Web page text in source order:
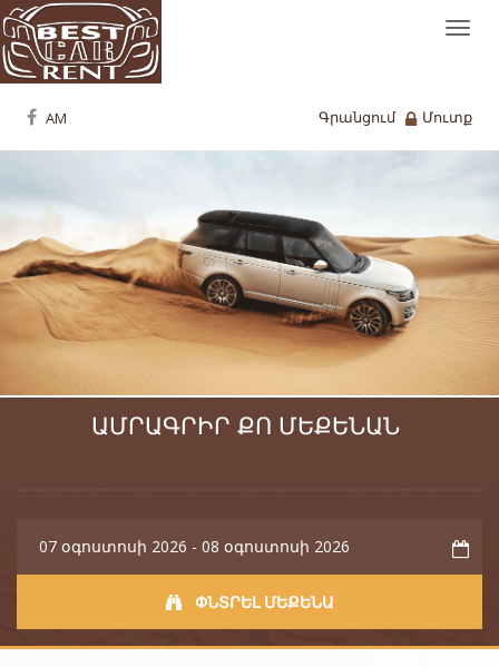
Մուտք
Գրանցում
ԱՄՐԱԳՐԻՐ ՔՈ ՄԵՔԵՆԱՆ
ՓՆՏՐԵԼ ՄԵՔԵՆԱ